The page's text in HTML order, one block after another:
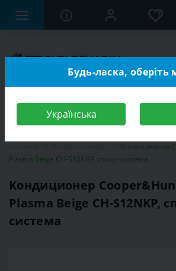
Кондиционер
Plasma Beige CH-S12NKP, сплит-система
Кондиционер
Plasma Beige CH-S12NKP,
система
Будь-ласка, оберіть
Українська